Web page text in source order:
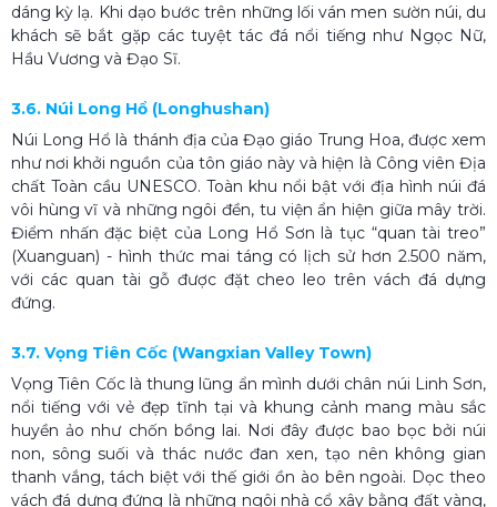
dáng kỳ lạ. Khi dạo bước trên những lối ván men sườn núi, du
khách sẽ bắt gặp các tuyệt tác đá nổi tiếng như Ngọc Nữ,
Hầu Vương và Đạo Sĩ.
3.6. Núi Long Hổ (Longhushan)
Núi Long Hổ là thánh địa của Đạo giáo Trung Hoa, được xem
như nơi khởi nguồn của tôn giáo này và hiện là Công viên Địa
chất Toàn cầu UNESCO. Toàn khu nổi bật với địa hình núi đá
vôi hùng vĩ và những ngôi đền, tu viện ẩn hiện giữa mây trời.
Điểm nhấn đặc biệt của Long Hổ Sơn là tục “quan tài treo”
(Xuanguan) - hình thức mai táng có lịch sử hơn 2.500 năm,
với các quan tài gỗ được đặt cheo leo trên vách đá dựng
đứng.
3.7. Vọng Tiên Cốc (Wangxian Valley Town)
Vọng Tiên Cốc là thung lũng ẩn mình dưới chân núi Linh Sơn,
nổi tiếng với vẻ đẹp tĩnh tại và khung cảnh mang màu sắc
huyền ảo như chốn bồng lai. Nơi đây được bao bọc bởi núi
non, sông suối và thác nước đan xen, tạo nên không gian
thanh vắng, tách biệt với thế giới ồn ào bên ngoài. Dọc theo
vách đá dựng đứng là những ngôi nhà cổ xây bằng đất vàng,